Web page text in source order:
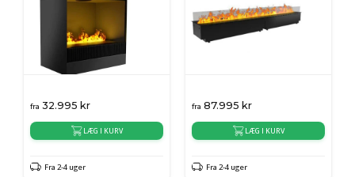
fra 32.995 kr
LÆG I KURV
Fra 2-4 uger
fra 87.995 kr
LÆG I KURV
Fra 2-4 uger